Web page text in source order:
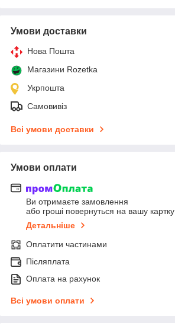
Умови доставки
Нова Пошта
Магазини Rozetka
Укрпошта
Самовивіз
Всі умови доставки
Умови оплати
Ви отримаєте замовлення
або гроші повернуться на вашу картку
Детальніше
Оплатити частинами
Післяплата
Оплата на рахунок
Всі умови оплати